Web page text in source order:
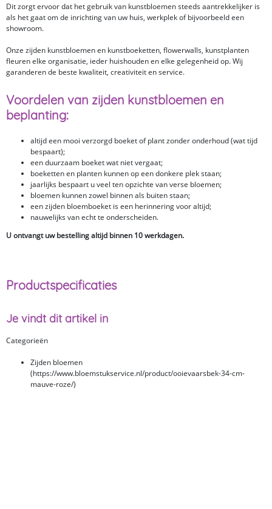
Dit zorgt ervoor dat het gebruik van kunstbloemen steeds aantrekkelijker is
als het gaat om de inrichting van uw huis, werkplek of bijvoorbeeld een
showroom.
Onze zijden kunstbloemen en kunstboeketten, flowerwalls, kunstplanten
fleuren elke organisatie, ieder huishouden en elke gelegenheid op. Wij
garanderen de beste kwaliteit, creativiteit en service.
Voordelen van zijden kunstbloemen en
beplanting:
altijd een mooi verzorgd boeket of plant zonder onderhoud (wat tijd
bespaart);
een duurzaam boeket wat niet vergaat;
boeketten en planten kunnen op een donkere plek staan;
jaarlijks bespaart u veel ten opzichte van verse bloemen;
bloemen kunnen zowel binnen als buiten staan;
een zijden bloemboeket is een herinnering voor altijd;
nauwelijks van echt te onderscheiden.
U ontvangt uw bestelling altijd binnen 10 werkdagen.
Productspecificaties
Je vindt dit artikel in
Categorieën
Zijden bloemen
(https://www.bloemstukservice.nl/product/ooievaarsbek-34-cm-
mauve-roze/)